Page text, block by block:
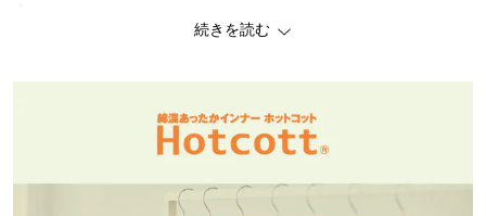
お客様のお悩みや暮らしに寄り添って開発した、ベルメゾンオリジ
着てすぐに暖かいのはもちろん、綿の優しい肌触りでかゆくなりに
ムを多数取り揃えています。
続きを読む